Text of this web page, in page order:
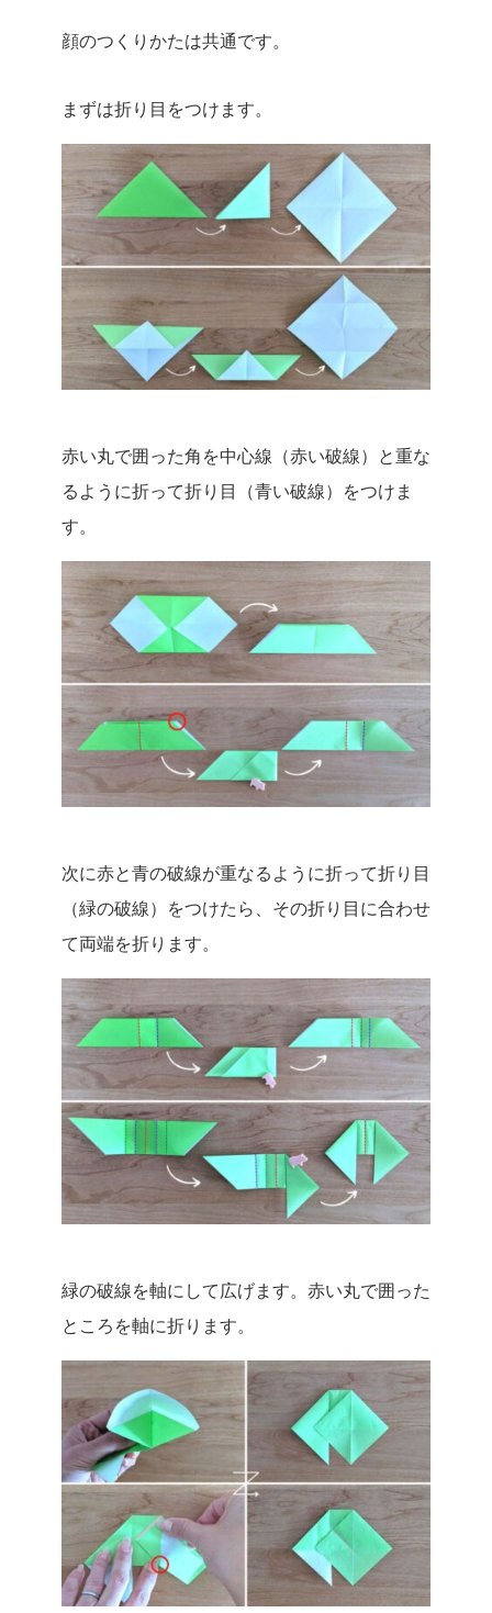
顔のつくりかたは共通です。
まずは折り目をつけます。
赤い丸で囲った角を中心線（赤い破線）と重な
るように折って折り目（青い破線）をつけま
す。
次に赤と青の破線が重なるように折って折り目
（緑の破線）をつけたら、その折り目に合わせ
て両端を折ります。
緑の破線を軸にして広げます。赤い丸で囲った
ところを軸に折ります。